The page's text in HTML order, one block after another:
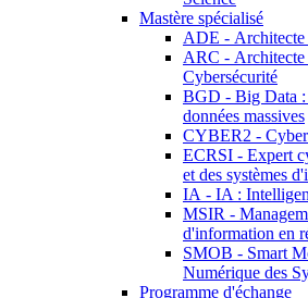
Mastère spécialisé
ADE -
ARC - Architecte
Cybersécurité
BGD - Big Data :
données massives
CYBER2 -
ECRSI - Expert
et des systèmes
IA - IA :
MSIR -
d'information en
SMOB - Smart
Numérique des
Programme d'échange